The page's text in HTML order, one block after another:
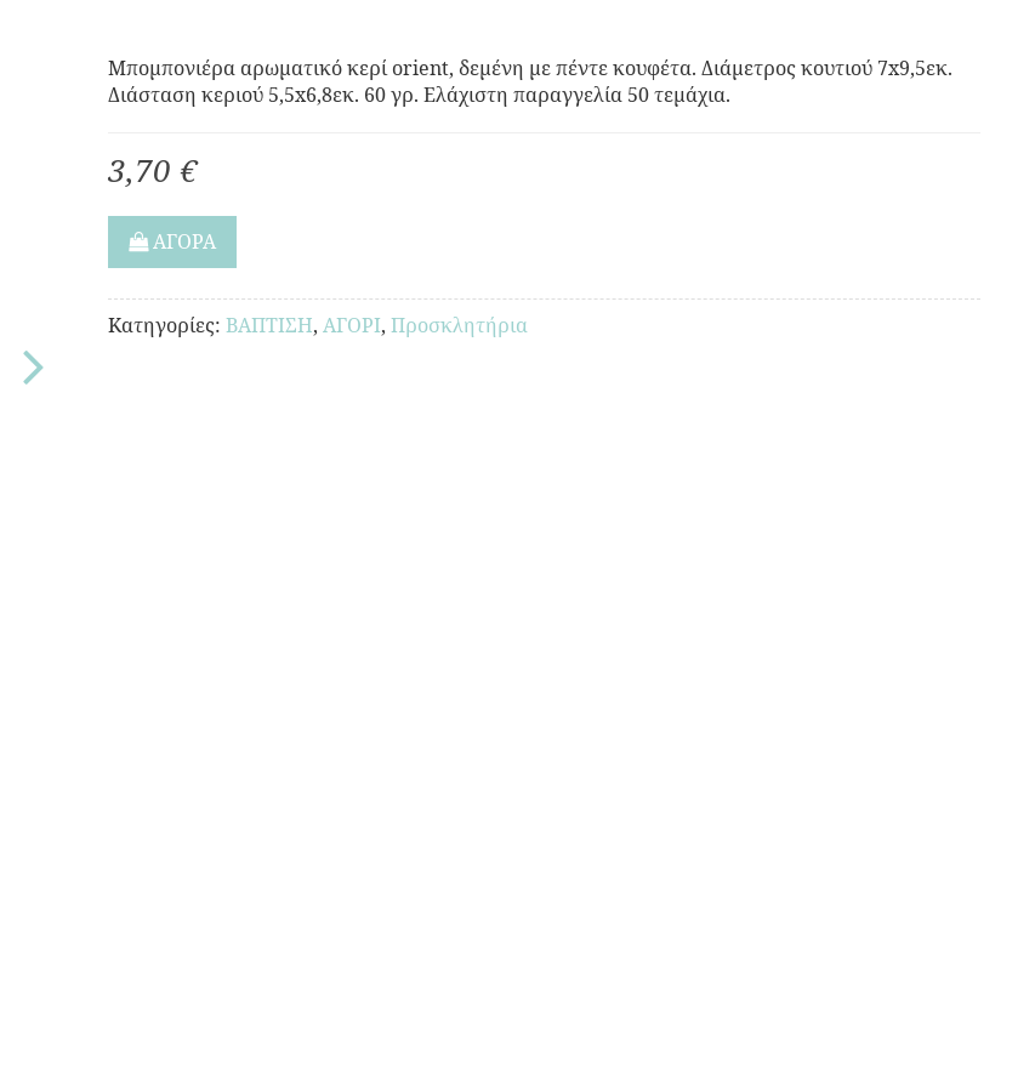
Μπομπονιέρα αρωματικό κερί orient, δεμένη με πέντε κουφέτα. Διάμετρος κουτιού 7x9,5εκ.
Διάσταση κεριού 5,5x6,8εκ. 60 γρ. Ελάχιστη παραγγελία 50 τεμάχια.
3,70 €
ΑΓΟΡΑ
Κατηγορίες: ΒΑΠΤΙΣΗ, ΑΓΟΡΙ, Προσκλητήρια